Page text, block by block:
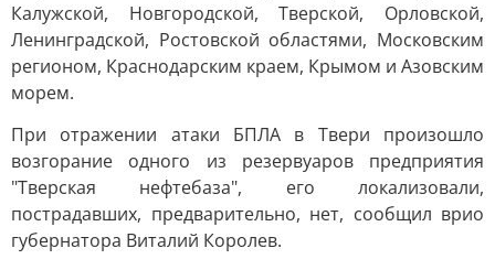
Калужской, Новгородской, Тверской, Орловской,
Ленинградской, Ростовской областями, Московским
регионом, Краснодарским краем, Крымом и Азовским
морем.
При отражении атаки БПЛА в Твери произошло
возгорание одного из резервуаров предприятия
"Тверская нефтебаза", его локализовали,
пострадавших, предварительно, нет, сообщил врио
губернатора Виталий Королев.